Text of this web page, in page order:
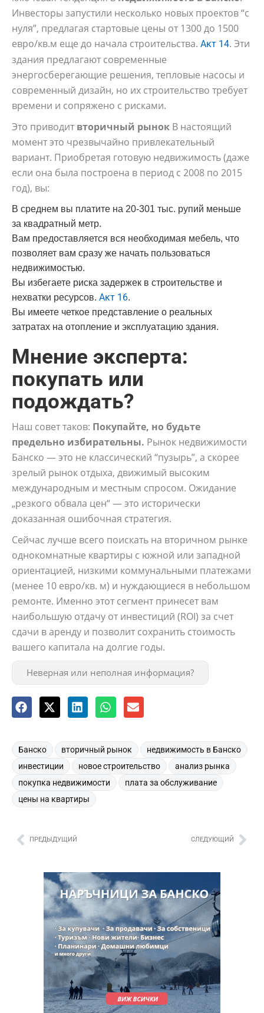
Инвесторы запустили несколько новых проектов “с
нуля”, предлагая стартовые цены от 1300 до 1500
евро/кв.м еще до начала строительства. Акт 14. Эти
здания предлагают современные
энергосберегающие решения, тепловые насосы и
современный дизайн, но их строительство требует
времени и сопряжено с рисками.
Это приводит вторичный рынок В настоящий
момент это чрезвычайно привлекательный
вариант. Приобретая готовую недвижимость (даже
если она была построена в период с 2008 по 2015
год), вы:
В среднем вы платите на 20-301 тыс. рупий меньше
за квадратный метр.
Вам предоставляется вся необходимая мебель, что
позволяет вам сразу же начать пользоваться
недвижимостью.
Вы избегаете риска задержек в строительстве и
нехватки ресурсов. Акт 16.
Вы имеете четкое представление о реальных
затратах на отопление и эксплуатацию здания.
Мнение эксперта:
покупать или
подождать?
Наш совет таков: Покупайте, но будьте
предельно избирательны. Рынок недвижимости
Банско — это не классический “пузырь”, а скорее
зрелый рынок отдыха, движимый высоким
международным и местным спросом. Ожидание
„резкого обвала цен“ — это исторически
доказанная ошибочная стратегия.
Сейчас лучше всего поискать на вторичном рынке
однокомнатные квартиры с южной или западной
ориентацией, низкими коммунальными платежами
(менее 10 евро/кв. м) и нуждающиеся в небольшом
ремонте. Именно этот сегмент принесет вам
наибольшую отдачу от инвестиций (ROI) за счет
сдачи в аренду и позволит сохранить стоимость
вашего капитала на долгие годы.
Неверная или неполная информация?
Банско вторичный рынок недвижимость в Банско
инвестиции новое строительство анализ рынка
покупка недвижимости плата за обслуживание
цены на квартиры
ПРЕДЫДУЩИЙ СЛЕДУЮЩИЙ